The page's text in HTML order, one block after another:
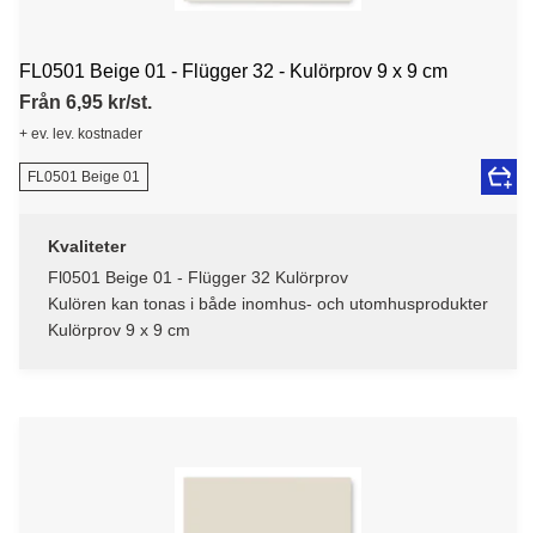
FL0501 Beige 01 - Flügger 32 - Kulörprov 9 x 9 cm
Från 6,95 kr/st.
+ ev. lev. kostnader
FL0501 Beige 01
Kvaliteter
Fl0501 Beige 01 - Flügger 32 Kulörprov
Kulören kan tonas i både inomhus- och utomhusprodukter
Kulörprov 9 x 9 cm